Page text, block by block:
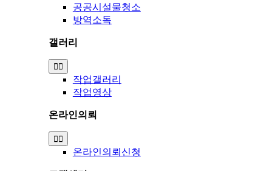
공공시설물청소
방역소독
갤러리
Toggle
Navigation
작업갤러리
작업영상
온라인의뢰
Toggle
Navigation
온라인의뢰신청